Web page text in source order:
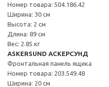
Номер товара: 504.186.42
Ширина: 30 см
Высота: 2 см
Длина: 89 см
Вес: 2.85 кг
ASKERSUND АСКЕРСУНД
Фронтальная панель ящика
Номер товара: 203.549.48
Ширина: 20 см